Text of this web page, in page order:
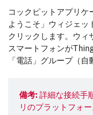
コックピットアプリ
ようこそ」ウィジェッ
クリックします。ウィ
スマートフォンが
「電話」グループ（
備考: 詳細な接続手
リのプラットフォー